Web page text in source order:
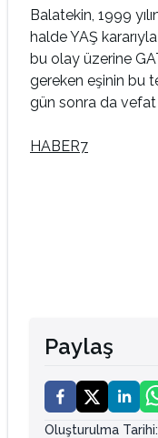
Balatekin, 1999
halde YAŞ
bu olay üzerine
gereken eşinin bu
gün sonra da
HABER7
Paylaş
Oluşturulma Tarihi: